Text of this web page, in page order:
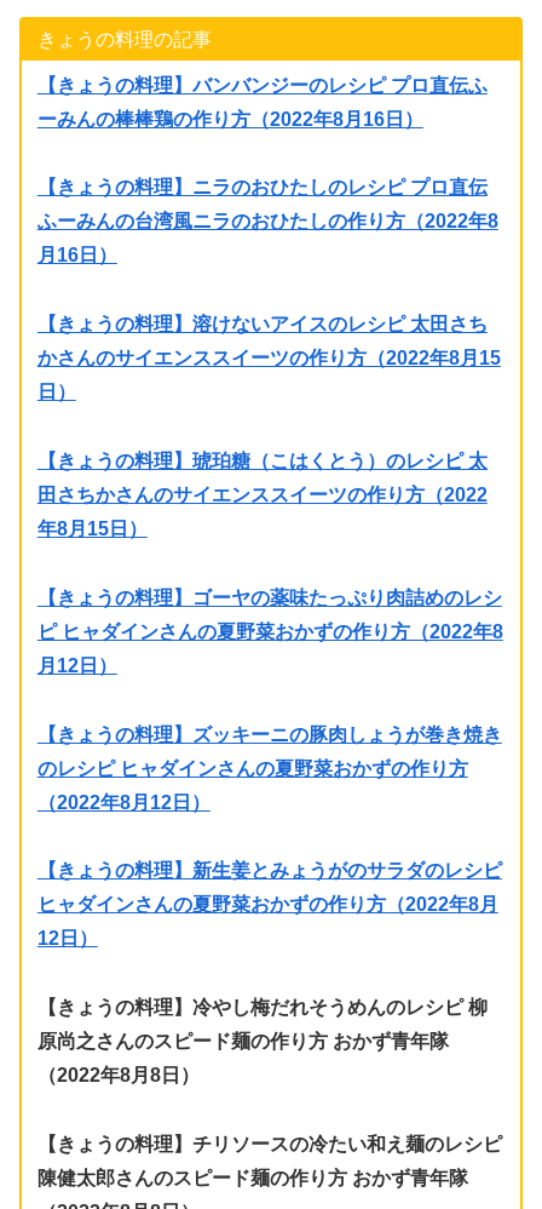
きょうの料理の記事
【きょうの料理】バンバンジーのレシピ プロ直伝ふ
ーみんの棒棒鶏の作り方（2022年8月16日）
【きょうの料理】ニラのおひたしのレシピ プロ直伝
ふーみんの台湾風ニラのおひたしの作り方（2022年8
月16日）
【きょうの料理】溶けないアイスのレシピ 太田さち
かさんのサイエンススイーツの作り方（2022年8月15
日）
【きょうの料理】琥珀糖（こはくとう）のレシピ 太
田さちかさんのサイエンススイーツの作り方（2022
年8月15日）
【きょうの料理】ゴーヤの薬味たっぷり肉詰めのレシ
ピ ヒャダインさんの夏野菜おかずの作り方（2022年8
月12日）
【きょうの料理】ズッキーニの豚肉しょうが巻き焼き
のレシピ ヒャダインさんの夏野菜おかずの作り方
（2022年8月12日）
【きょうの料理】新生姜とみょうがのサラダのレシピ
ヒャダインさんの夏野菜おかずの作り方（2022年8月
12日）
【きょうの料理】冷やし梅だれそうめんのレシピ 柳
原尚之さんのスピード麺の作り方 おかず青年隊
（2022年8月8日）
【きょうの料理】チリソースの冷たい和え麺のレシピ
陳健太郎さんのスピード麺の作り方 おかず青年隊